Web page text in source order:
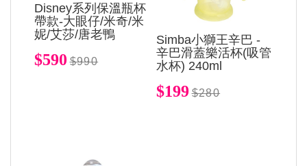
Disney系列保溫瓶杯
帶款-大眼仔/米奇/米
妮/艾莎/唐老鴨
$590 $990
Simba小獅王辛巴 -
辛巴滑蓋樂活杯(吸管
水杯) 240ml
$199 $280